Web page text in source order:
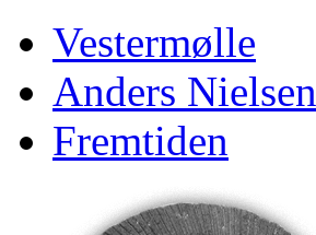
Vestermølle
Anders Nielsen
Fremtiden